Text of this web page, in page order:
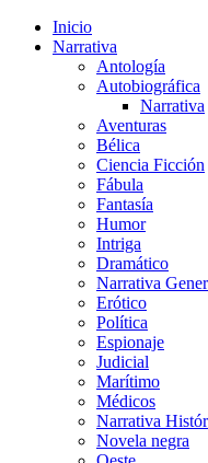
Inicio
Narrativa
Antología
Autobiográfica
Narrativa
Aventuras
Bélica
Ciencia Ficción
Fábula
Fantasía
Humor
Intriga
Dramático
Narrativa
Erótico
Política
Espionaje
Judicial
Marítimo
Médicos
Narrativa
Novela negra